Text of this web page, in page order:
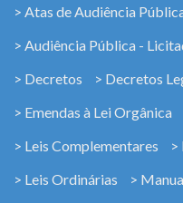
> Atas de Audiência
> Audiência Pública -
> Decretos
> Decretos
> Emendas à Lei Orgânica
> Leis Complementares
>
> Leis Ordinárias
>